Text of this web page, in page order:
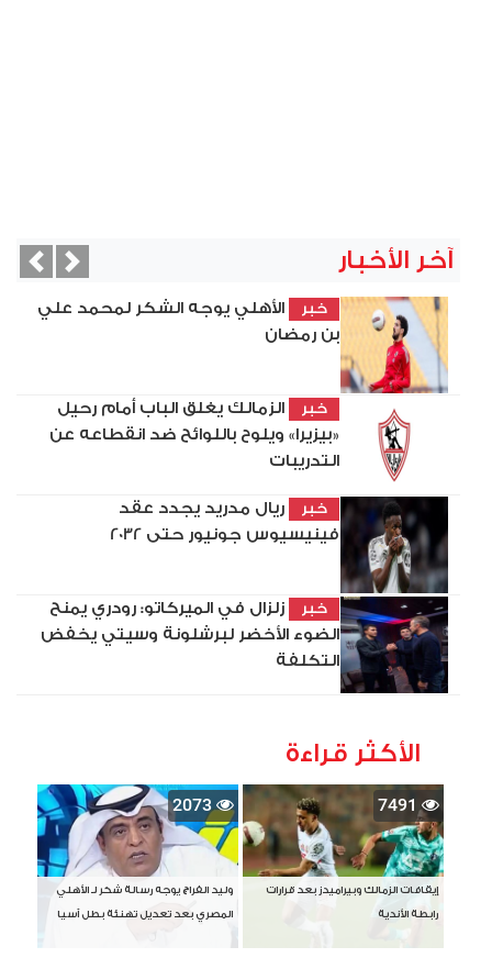
آخر الأخبار
خبر
الأهلي يوجه الشكر لمحمد علي
بن رمضان
خبر
الزمالك يغلق الباب أمام رحيل
«بيزيرا» ويلوح باللوائح ضد انقطاعه عن
التدريبات
خبر
ريال مدريد يجدد عقد
فينيسيوس جونيور حتى 2032
خبر
زلزال في الميركاتو: رودري يمنح
الضوء الأخضر لبرشلونة وسيتي يخفض
التكلفة
Next
الأكثر قراءة
7491
إيقافات الزمالك وبيراميدز بعد قرارات
رابطة الأندية
2073
وليد الفراج يوجه رسالة شكر لـ الأهلي
المصري بعد تعديل تهنئة بطل آسيا